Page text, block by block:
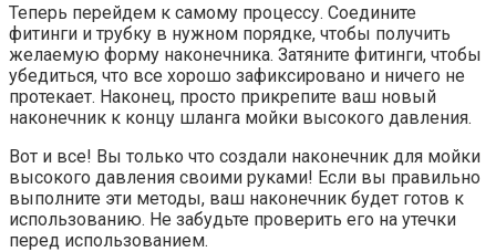
Теперь перейдем к самому процессу. Соедините
фитинги и трубку в нужном порядке, чтобы получить
желаемую форму наконечника. Затяните фитинги, чтобы
убедиться, что все хорошо зафиксировано и ничего не
протекает. Наконец, просто прикрепите ваш новый
наконечник к концу шланга мойки высокого давления.
Вот и все! Вы только что создали наконечник для мойки
высокого давления своими руками! Если вы правильно
выполните эти методы, ваш наконечник будет готов к
использованию. Не забудьте проверить его на утечки
перед использованием.